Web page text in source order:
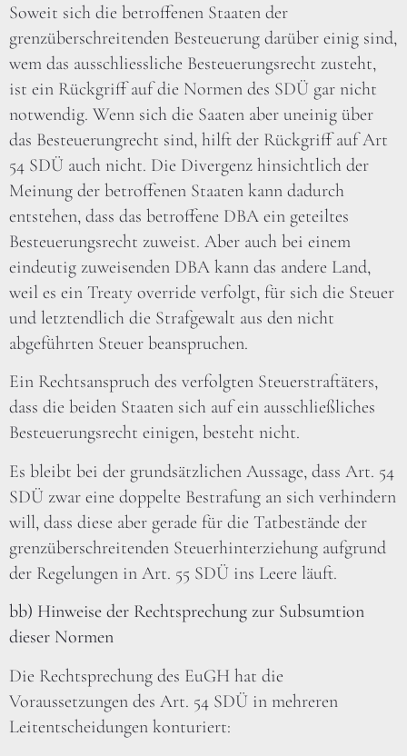
Soweit sich die betroffenen Staaten der
grenzüberschreitenden Besteuerung darüber einig sind,
wem das ausschliessliche Besteuerungsrecht zusteht,
ist ein Rückgriff auf die Normen des SDÜ gar nicht
notwendig. Wenn sich die Saaten aber uneinig über
das Besteuerungrecht sind, hilft der Rückgriff auf Art
54 SDÜ auch nicht. Die Divergenz hinsichtlich der
Meinung der betroffenen Staaten kann dadurch
entstehen, dass das betroffene DBA ein geteiltes
Besteuerungsrecht zuweist. Aber auch bei einem
eindeutig zuweisenden DBA kann das andere Land,
weil es ein Treaty override verfolgt, für sich die Steuer
und letztendlich die Strafgewalt aus den nicht
abgeführten Steuer beanspruchen.
Ein Rechtsanspruch des verfolgten Steuerstraftäters,
dass die beiden Staaten sich auf ein ausschließliches
Besteuerungsrecht einigen, besteht nicht.
Es bleibt bei der grundsätzlichen Aussage, dass Art. 54
SDÜ zwar eine doppelte Bestrafung an sich verhindern
will, dass diese aber gerade für die Tatbestände der
grenzüberschreitenden Steuerhinterziehung aufgrund
der Regelungen in Art. 55 SDÜ ins Leere läuft.
bb) Hinweise der Rechtsprechung zur Subsumtion
dieser Normen
Die Rechtsprechung des EuGH hat die
Voraussetzungen des Art. 54 SDÜ in mehreren
Leitentscheidungen konturiert: